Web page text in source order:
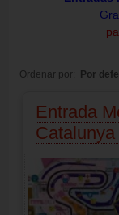
Ordenar por: Por
Entrada
Catalunya